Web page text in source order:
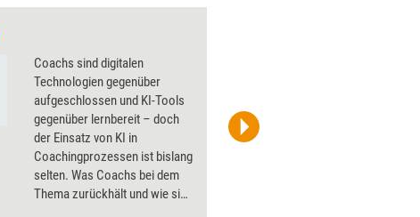
Coachs sind digitalen
Technologien gegenüber
aufgeschlossen und KI-Tools
gegenüber lernbereit – doch
der Einsatz von KI in
Coachingprozessen ist bislang
selten. Was Coachs bei dem
Thema zurückhält und wie sie
iStock/MicroStockHub